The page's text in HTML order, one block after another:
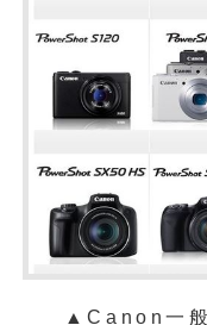
▲Canon一般